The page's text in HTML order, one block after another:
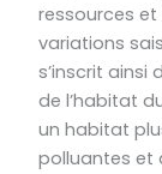
ressources
variations
s’inscrit ainsi
de l’habitat
un habitat
polluantes et